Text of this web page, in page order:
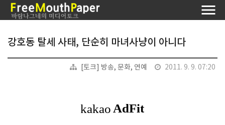
강호동 탈세 사태, 단순히 마녀사냥이 아니다
[토크] 방송, 문화, 연예 2011. 9. 9. 07:20